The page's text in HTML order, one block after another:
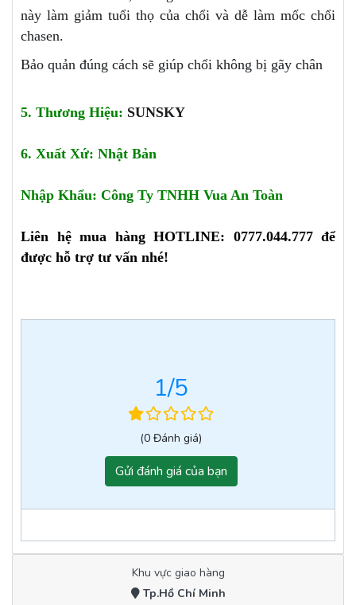
này làm giảm tuổi thọ của chổi và dễ làm mốc chổi
chasen.
Bảo quản đúng cách sẽ giúp chổi không bị gãy chân
5. Thương Hiệu: SUNSKY
6. Xuất Xứ: Nhật Bản
Nhập Khẩu: Công Ty TNHH Vua An Toàn
Liên hệ mua hàng HOTLINE: 0777.044.777 để
được hỗ trợ tư vấn nhé!
1/5
(0 Đánh giá)
Gửi đánh giá của bạn
Khu vực giao hàng
Tp.Hồ Chí Minh